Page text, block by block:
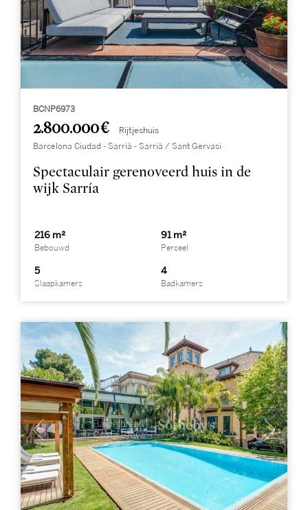
BCNP6973
2.800.000 € Rijtjeshuis
Barcelona Ciudad - Sarrià - Sarrià / Sant Gervasi
Spectaculair gerenoveerd huis in de
wijk Sarría
216 m²
Bebouwd
91 m²
Perceel
5
Slaapkamers
4
Badkamers